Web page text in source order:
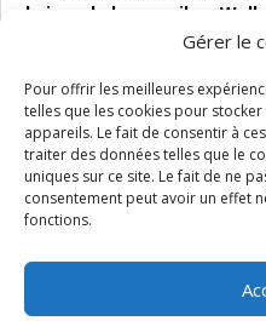
Gérer le
Pour offrir les meilleures
telles que les cookies pour
appareils. Le fait de consentir à
traiter des données telles que le
uniques sur ce site. Le fait de ne
consentement peut avoir un effet
fonctions.
de jour de bas seuil en
06 Juil 2026
Étude d’évaluabilité des
d’accompagnement à
01 Juil 2026
Pénurie du personnel
Wallonie ?